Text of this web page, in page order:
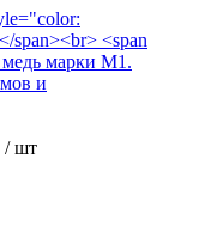
/ шт